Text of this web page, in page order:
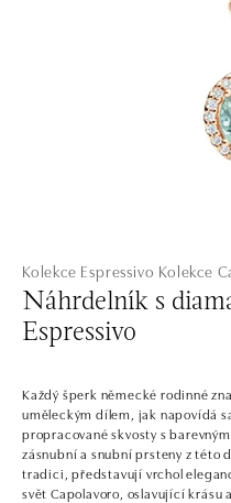
Kolekce Espressivo Kolekce
Náhrdelník s
Espressivo
Každý šperk německé rodinné
uměleckým dílem, jak napovídá
propracované skvosty s
zásnubní a snubní prsteny z této
tradici, představují vrchol
svět Capolavoro, oslavující krásu